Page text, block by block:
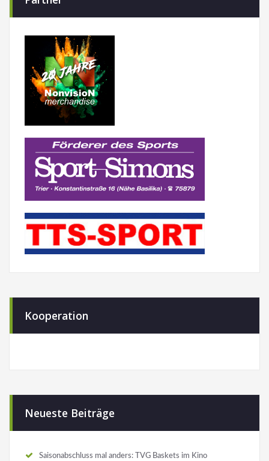
Kooperation
Neueste Beiträge
Saisonabschluss mal anders: TVG Baskets im Kino